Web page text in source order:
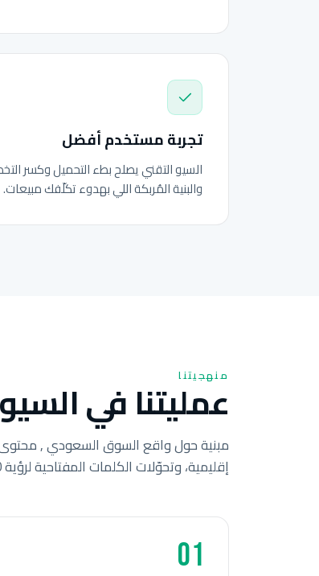
تجربة مستخدم أفضل
السيو التقني يصلح بطء التحميل وكسر
والبنية المُربكة اللي بهدوء تكلّفك مبيعات.
منهجيتنا
عمليتنا في السيو لـ 8 خطوات للشركات
مبنية حول واقع السوق السعودي , محتوى
إقليمية، وتحوّلات الكلمات المفتاحية لرؤية 2030.
01